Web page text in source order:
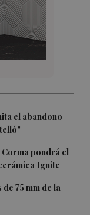
el abandono
pondrá el
Ignite
75 mm de la